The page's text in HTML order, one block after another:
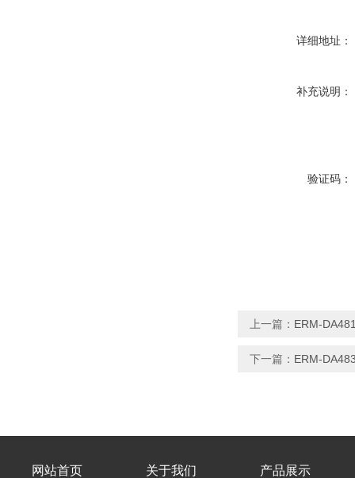
详细地址：
补充说明：
验证码：
上一篇： ERM-
下一篇： ERM-
网站首页 关于我们 产品展示